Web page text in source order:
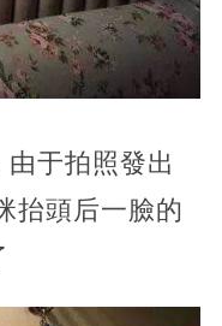
于拍照發出
抬頭后一臉的